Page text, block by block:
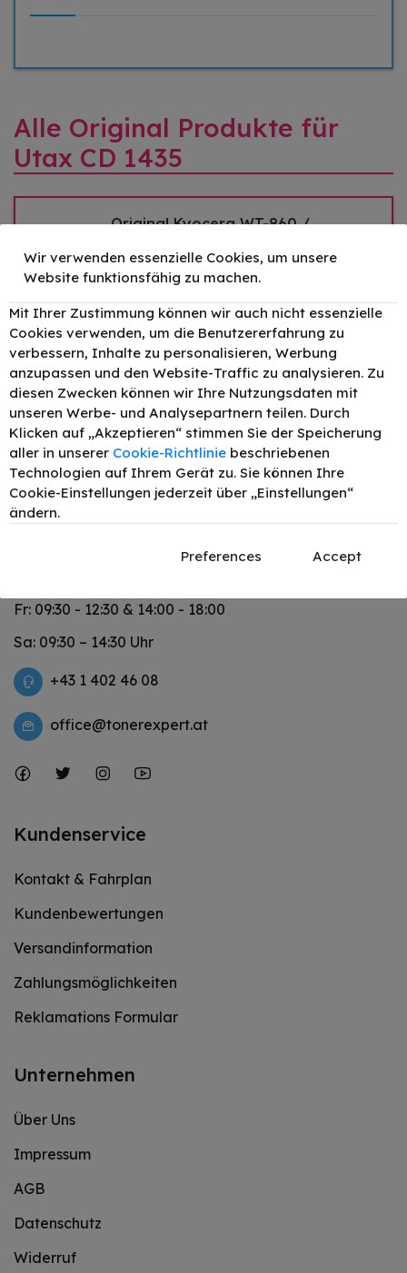
Alle Original Produkte für
Utax CD 1435
Original Kyocera WT-860 /
bis zu 100000 Seiten
Druckleistung:100000
– +
Fr: 09:30 - 12:30 & 14:00 - 18:00
Sa: 09:30 – 14:30 Uhr
+43 1 402 46 08
office@tonerexpert.at
Kundenservice
Kontakt & Fahrplan
Kundenbewertungen
Versandinformation
Zahlungsmöglichkeiten
Reklamations Formular
Unternehmen
Über Uns
Impressum
AGB
Datenschutz
Widerruf
Wir verwenden essenzielle Cookies, um unsere
Website funktionsfähig zu machen.
Mit Ihrer Zustimmung können wir auch nicht essenzielle
Cookies verwenden, um die Benutzererfahrung zu
verbessern, Inhalte zu personalisieren, Werbung
anzupassen und den Website-Traffic zu analysieren. Zu
diesen Zwecken können wir Ihre Nutzungsdaten mit
unseren Werbe- und Analysepartnern teilen. Durch
Klicken auf „Akzeptieren“ stimmen Sie der Speicherung
aller in unserer Cookie-Richtlinie beschriebenen
Technologien auf Ihrem Gerät zu. Sie können Ihre
Cookie-Einstellungen jederzeit über „Einstellungen“
ändern.
Preferences Accept